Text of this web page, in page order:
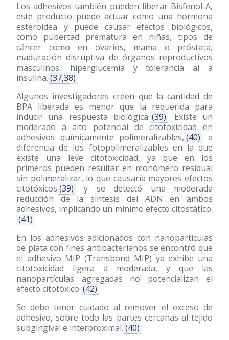
Los adhesivos también pueden liberar Bisfenol-A,
este producto puede actuar como una hormona
esteroidea y puede causar efectos biológicos,
como pubertad prematura en niñas, tipos de
cáncer como en ovarios, mama o próstata,
maduración disruptiva de órganos reproductivos
masculinos, hiperglucemia y tolerancia al a
insulina. (37,38)
Algunos investigadores creen que la cantidad de
BPA liberada es menor que la requerida para
inducir una respuesta biológica. (39)
Existe un
moderado a alto potencial de citotoxicidad en
adhesivos químicamente polimeralizables, (40)
a
diferencia de los fotopolimeralizables en la que
existe una leve citotoxicidad, ya que en los
primeros pueden resultar en monómero residual
sin polimeralizar, lo que causaría mayores efectos
citotóxicos (39)
y se detectó una moderada
reducción de la síntesis del ADN en ambos
adhesivos, implicando un mínimo efecto citostático.
(41)
En los adhesivos adicionados con nanopartículas
de plata con fines antibacterianos se encontró que
el adhesivo MIP (Transbond MIP) ya exhibe una
citotoxicidad ligera a moderada, y que las
nanopartículas agregadas no potencializan el
efecto citotóxico. (42)
Se debe tener cuidado al remover el exceso de
adhesivo, sobre todo las partes cercanas al tejido
subgingival e interproximal. (40)